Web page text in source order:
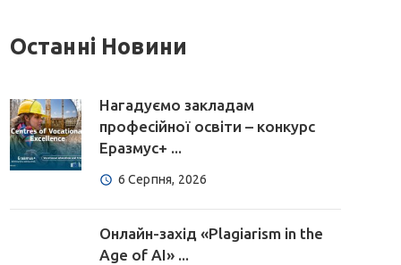
Останні Новини
Нагадуємо закладам
професійної освіти – конкурс
Еразмус+ ...
6 Серпня, 2026
Онлайн-захід «Plagiarism in the
Age of AI» ...